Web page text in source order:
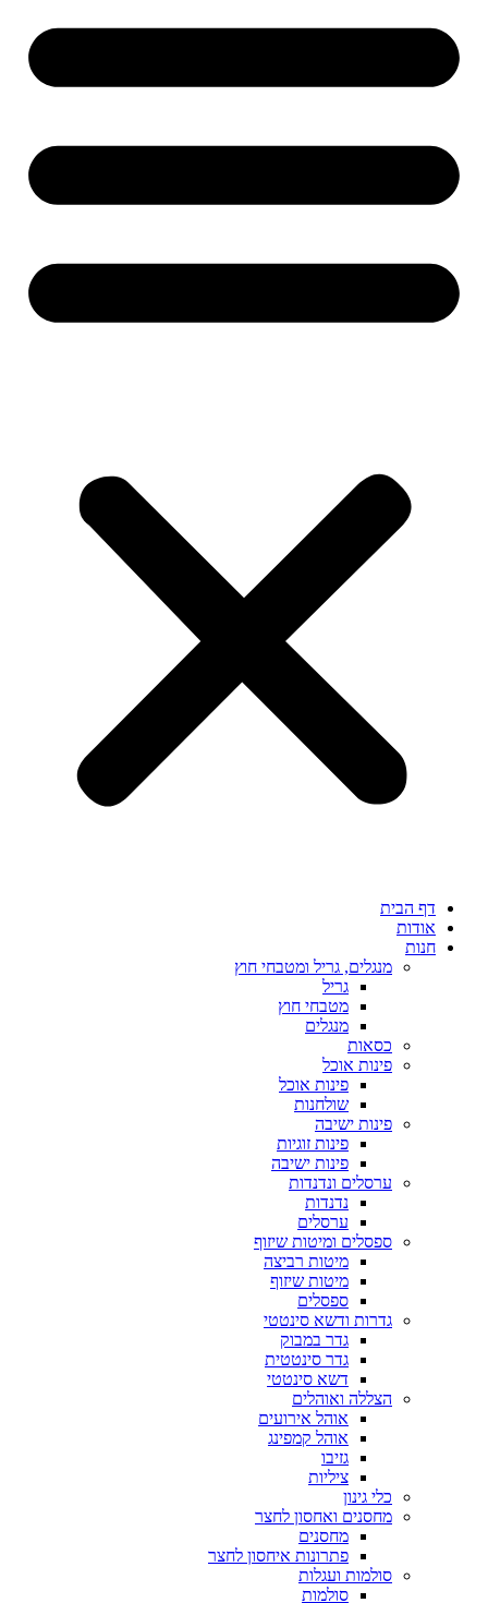
דף הבית
אודות
חנות
מנגלים, גריל ומטבחי חוץ
גריל
מטבחי חוץ
מנגלים
כסאות
פינות אוכל
פינות אוכל
שולחנות
פינות ישיבה
פינות זוגיות
פינות ישיבה
ערסלים ונדנדות
נדנדות
ערסלים
ספסלים ומיטות שיזוף
מיטות רביצה
מיטות שיזוף
ספסלים
גדרות ודשא סינטטי
גדר במבוק
גדר סינטטית
דשא סינטטי
הצללה ואוהלים
אוהל אירועים
אוהל קמפינג
גזיבו
ציליות
כלי גינון
מחסנים ואחסון לחצר
מחסנים
פתרונות איחסון לחצר
סולמות ועגלות
סולמות